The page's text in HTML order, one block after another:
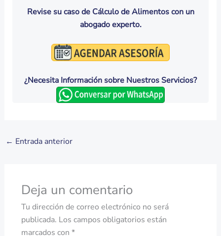
Revise su caso de Cálculo de Alimentos con un
abogado experto.
¿Necesita Información sobre Nuestros Servicios?
← Entrada anterior
Deja un comentario
Tu dirección de correo electrónico no será
publicada. Los campos obligatorios están
marcados con *